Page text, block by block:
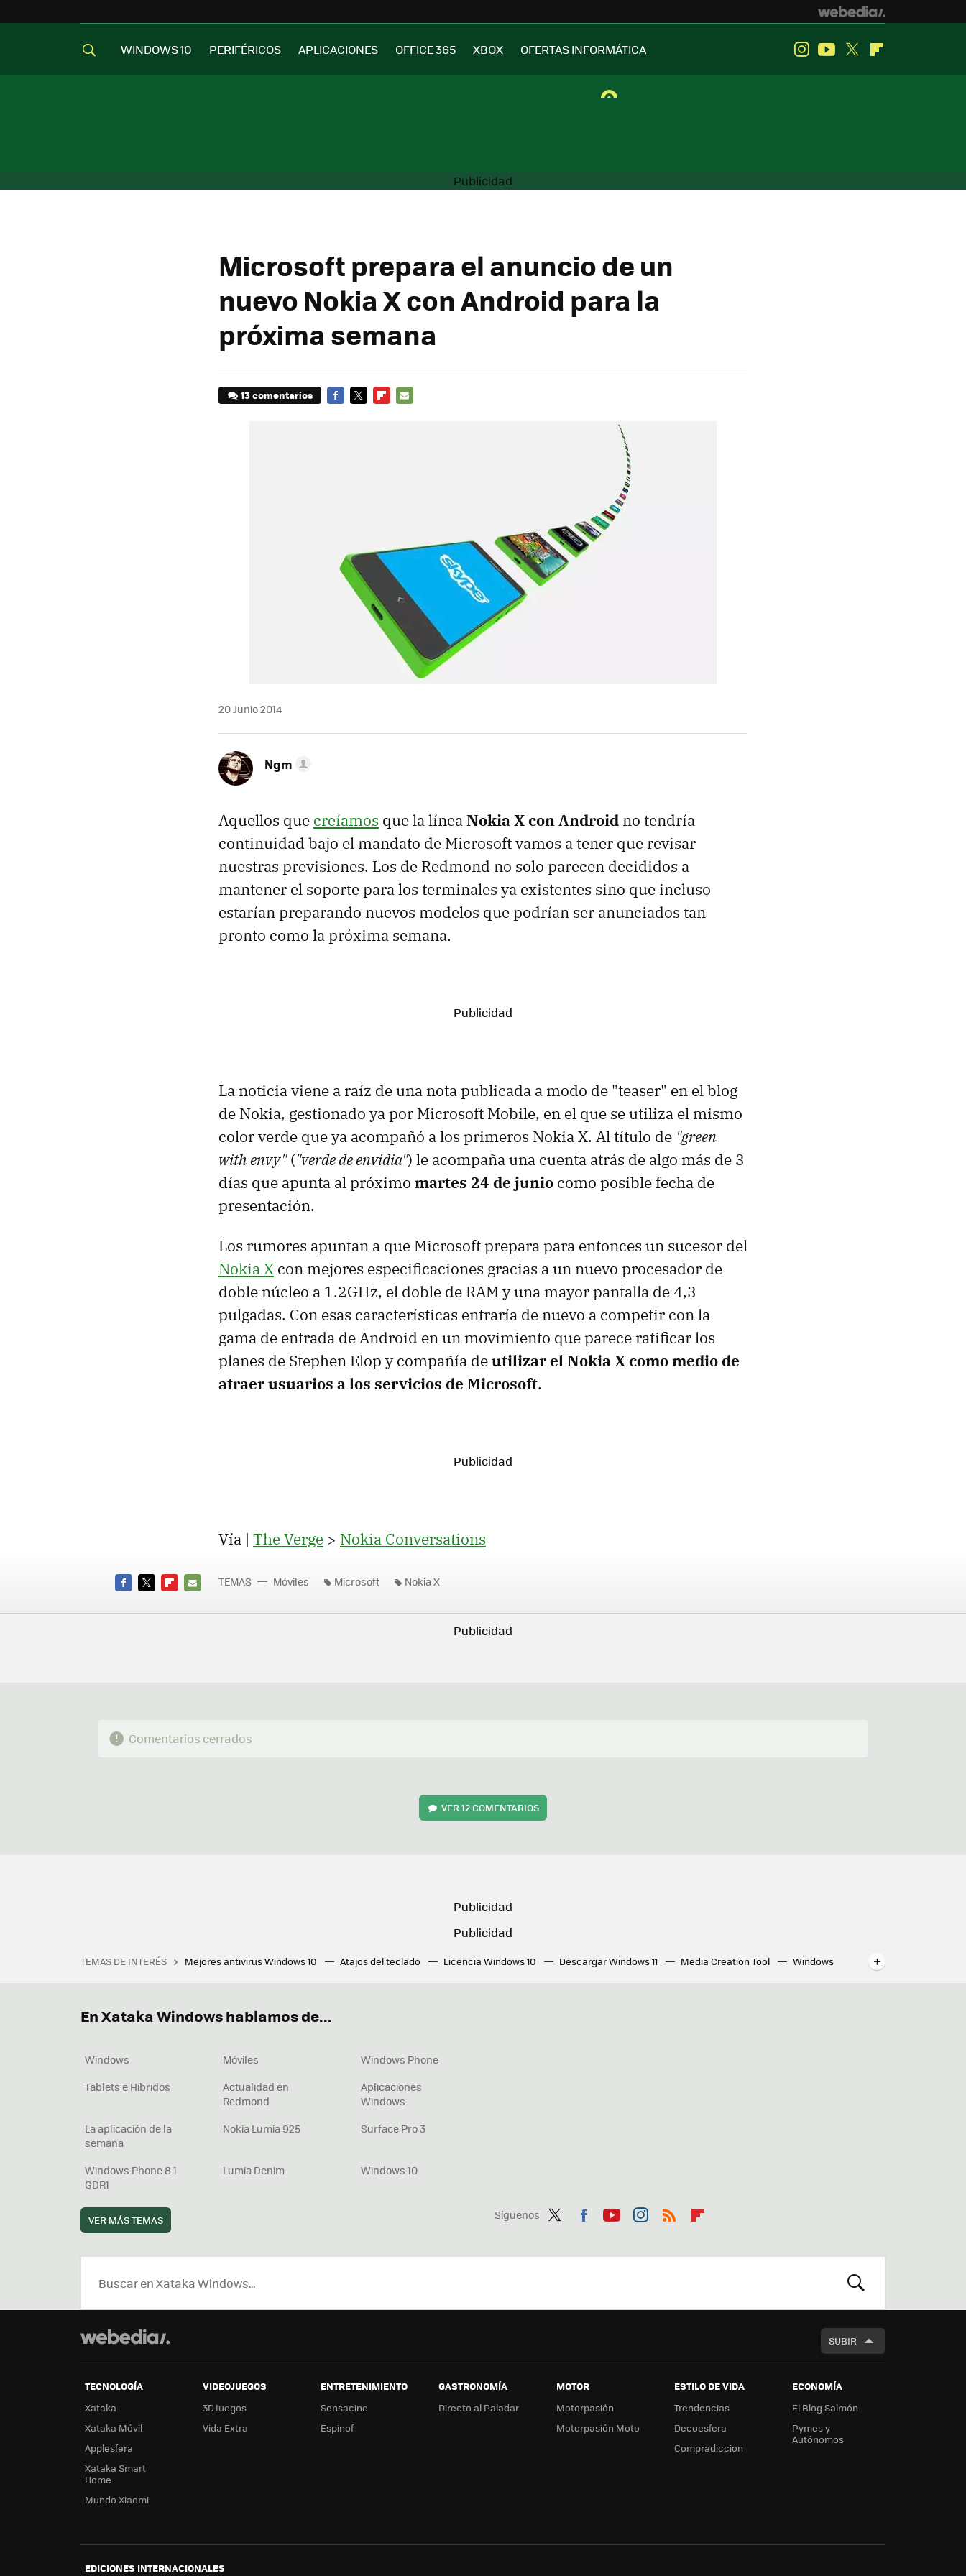
WINDOWS 10 PERIFÉRICOS APLICACIONES OFFICE 365 XBOX OFERTAS INFORMÁTICA InstagramYoutube
Twitter
Microsoft prepara el anuncio de un
nuevo Nokia X con Android para la
próxima semana
13 comentarios
20 Junio 2014
Ngm
Aquellos que creíamos que la líneaNokia X con Android no tendría
continuidad bajo el mandato de Microsoft vamos a tener que revisar
nuestras previsiones. Los de Redmond no solo parecen decididos a
mantener el soporte para los terminales ya existentes sino que incluso
estarían preparando nuevos modelos que podrían ser anunciados tan
pronto como la próxima semana.
La noticia viene a raíz de una nota publicada a modo de "teaser" en el blog
de Nokia, gestionado ya por Microsoft Mobile, en el que se utiliza el mismo
color verde que ya acompañó a los primeros Nokia X. Al título de "green
with envy"("verde de envidia") le acompaña una cuenta atrás de algo más de 3
días que apunta al próximo martes 24 de junio como posible fecha de
presentación.
Los rumores apuntan a que Microsoft prepara para entonces un sucesor del
Nokia X con mejores especificaciones gracias a un nuevo procesador de
doble núcleo a 1.2GHz, el doble de RAM y una mayor pantalla de 4,3
pulgadas. Con esas características entraría de nuevo a competir con la
gama de entrada de Android en un movimiento que parece ratificar los
planes de Stephen Elop y compañía deutilizar el Nokia X como medio de
atraer usuarios a los servicios de Microsoft.
Vía | The Verge > Nokia Conversations
MAIL
TEMAS Móviles Microsoft Nokia X
Comentarios cerrados
VER12 COMENTARIOS
TEMAS DE INTERÉS Mejores antivirus Windows 10 Atajos del teclado Licencia Windows 10 Descargar Windows 11 Media Creation Tool
Windows
Síguenos
ter
ebo tub agr
boa
En Xataka Windows hablamos de...
Windows Móviles
Windows Phone
Tablets e Híbridos
Actualidad en
Redmond
Aplicaciones
Windows
La aplicación de la
semana
Nokia Lumia 925 Surface Pro 3
Windows Phone 8.1
GDR1
Lumia Denim Windows 10
VER MÁS TEMAS
BUSCAR
SUBIR
TECNOLOGÍA
Xataka
Xataka Móvil
Applesfera
Xataka Smart
Home
Mundo Xiaomi
VIDEOJUEGOS
3DJuegos
Vida Extra
ENTRETENIMIENTO
Sensacine
Espinof
GASTRONOMÍA
Directo al Paladar
MOTOR
Motorpasión
Motorpasión Moto
ESTILO DE VIDA
Trendencias
Decoesfera
Compradiccion
ECONOMÍA
El Blog Salmón
Pymes y
Autónomos
EDICIONES INTERNACIONALES